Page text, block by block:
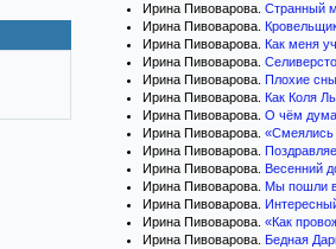
Ирина Пивоварова. Странный
Ирина Пивоварова.
Ирина Пивоварова. Как меня
Ирина Пивоварова.
Ирина Пивоварова. Плохие сны
Ирина Пивоварова. Как Коля
Ирина Пивоварова. О чём
Ирина Пивоварова.
Ирина Пивоварова.
Ирина Пивоварова. Весенний
Ирина Пивоварова. Мы пошли
Ирина Пивоварова.
Ирина Пивоварова. «Как
Ирина Пивоварова. Бедная